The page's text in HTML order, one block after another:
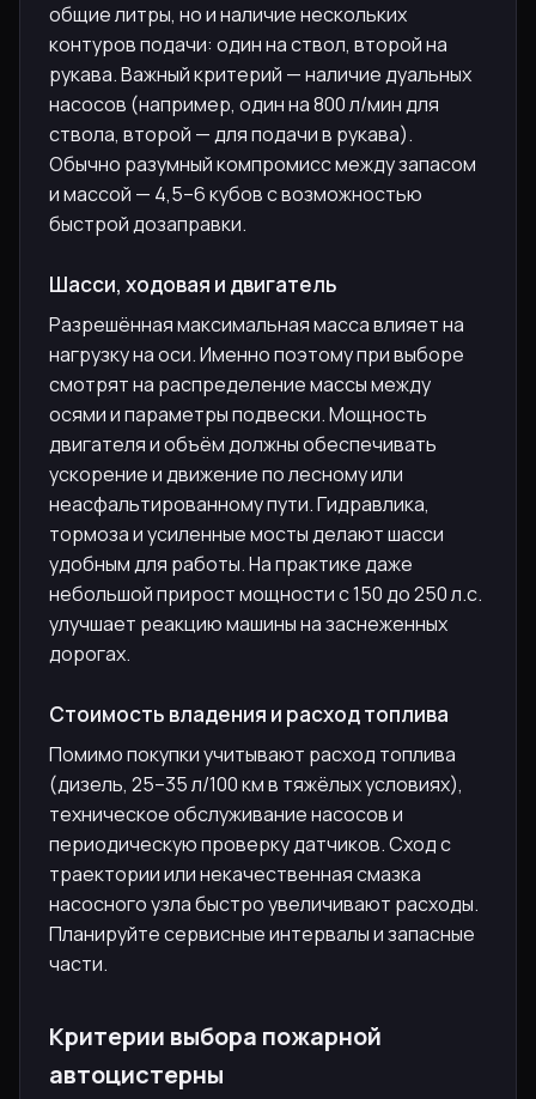
общие литры, но и наличие нескольких
контуров подачи: один на ствол, второй на
рукава. Важный критерий — наличие дуальных
насосов (например, один на 800 л/мин для
ствола, второй — для подачи в рукава).
Обычно разумный компромисс между запасом
и массой — 4,5–6 кубов с возможностью
быстрой дозаправки.
Шасси, ходовая и двигатель
Разрешённая максимальная масса влияет на
нагрузку на оси. Именно поэтому при выборе
смотрят на распределение массы между
осями и параметры подвески. Мощность
двигателя и объём должны обеспечивать
ускорение и движение по лесному или
неасфальтированному пути. Гидравлика,
тормоза и усиленные мосты делают шасси
удобным для работы. На практике даже
небольшой прирост мощности с 150 до 250 л.с.
улучшает реакцию машины на заснеженных
дорогах.
Стоимость владения и расход топлива
Помимо покупки учитывают расход топлива
(дизель, 25–35 л/100 км в тяжёлых условиях),
техническое обслуживание насосов и
периодическую проверку датчиков. Сход с
траектории или некачественная смазка
насосного узла быстро увеличивают расходы.
Планируйте сервисные интервалы и запасные
части.
Критерии выбора пожарной
автоцистерны